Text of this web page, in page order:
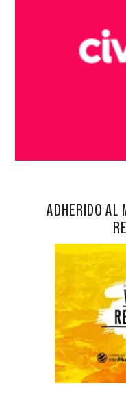
ADHERIDO AL